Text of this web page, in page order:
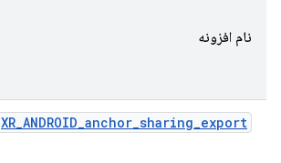
نام افزونه
XR_ANDROID_anchor_sharing_export